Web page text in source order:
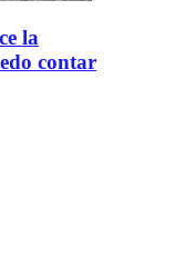
la
contar